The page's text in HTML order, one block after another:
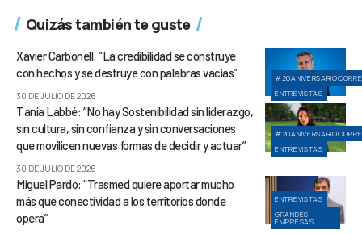
Quizás también te guste
ENTREVISTAS
Xavier Carbonell: “La credibilidad se construye
con hechos y se destruye con palabras vacías”
30 DE JULIO DE 2026
ENTREVISTAS
Tania Labbé: “No hay Sostenibilidad sin liderazgo,
sin cultura, sin confianza y sin conversaciones
que movilicen nuevas formas de decidir y actuar”
30 DE JULIO DE 2026
ENTREVISTAS
GRANDES
EMPRESAS
Miguel Pardo: “Trasmed quiere aportar mucho
más que conectividad a los territorios donde
opera”